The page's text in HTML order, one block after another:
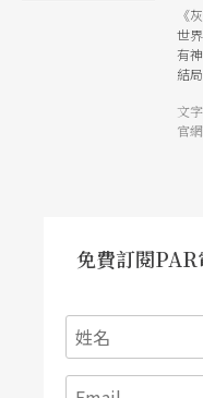
《
世
有
結
劇
「
家
版
版
文字
官
免費訂閱